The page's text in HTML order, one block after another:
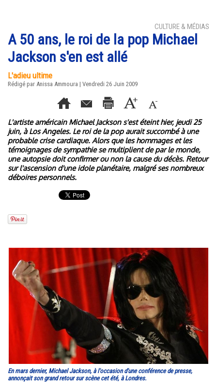
CULTURE & MÉDIAS
A 50 ans, le roi de la pop Michael
Jackson s'en est allé
L'adieu ultime
Rédigé par Anissa Ammoura | Vendredi 26 Juin 2009
L'artiste américain Michael Jackson s'est éteint hier, jeudi 25
juin, à Los Angeles. Le roi de la pop aurait succombé à une
probable crise cardiaque. Alors que les hommages et les
témoignages de sympathie se multiplient de par le monde,
une autopsie doit confirmer ou non la cause du décès. Retour
sur l'ascension d'une idole planétaire, malgré ses nombreux
déboires personnels.
En mars dernier, Michael Jackson, à l'occasion d'une conférence de presse,
annonçait son grand retour sur scène cet été, à Londres.